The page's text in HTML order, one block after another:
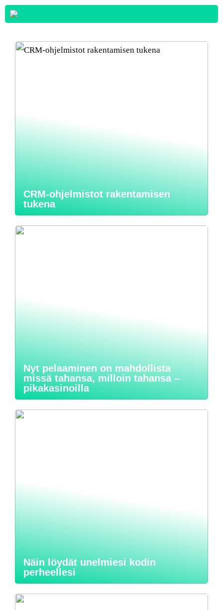
CRM-ohjelmistot rakentamisen
tukena
Nyt pelaaminen on mahdollista
missä tahansa, milloin tahansa –
pikakasinoilla
Näin löydät unelmiesi kodin
perheellesi